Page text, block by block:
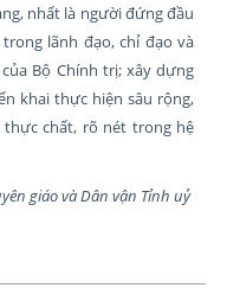
nhất là người đứng đầu
lãnh đạo, chỉ đạo và
Bộ Chính trị; xây dựng
khai thực hiện sâu rộng,
chất, rõ nét trong hệ
giáo và Dân vận Tỉnh uỷ